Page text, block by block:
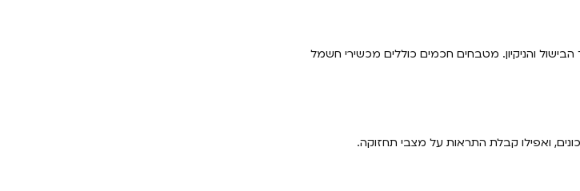
והניקיון. מטבחים חכמים כוללים מכשירי חשמל